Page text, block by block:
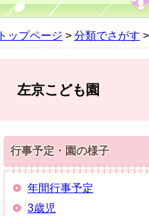
トップページ > 分類でさがす >
左京こども園
行事予定・園の様子
年間行事予定
3歳児